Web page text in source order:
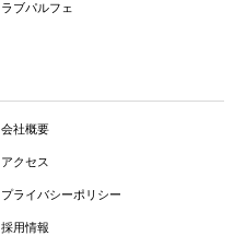
ラブパルフェ
会社概要
アクセス
プライバシーポリシー
採用情報